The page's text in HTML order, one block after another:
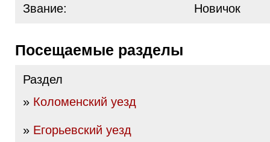
Звание:
Новичок
Посещаемые разделы
Раздел
» Коломенский уезд
» Егорьевский уезд